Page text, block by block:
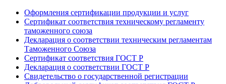
Оформления сертификации продукции и услуг
Сертификат соответствия техническому регламенту
таможенного союза
Декларация о соответствии техническим регламентам
Таможенного Союза
Сертификат соответствия ГОСТ Р
Декларация о соответствии ГОСТ Р
Свидетельство о государственной регистрации